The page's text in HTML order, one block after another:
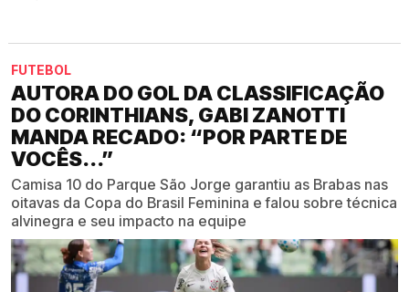
FUTEBOL
AUTORA DO GOL DA CLASSIFICAÇÃO
DO CORINTHIANS, GABI ZANOTTI
MANDA RECADO: “POR PARTE DE
VOCÊS...”
Camisa 10 do Parque São Jorge garantiu as Brabas nas
oitavas da Copa do Brasil Feminina e falou sobre técnica
alvinegra e seu impacto na equipe